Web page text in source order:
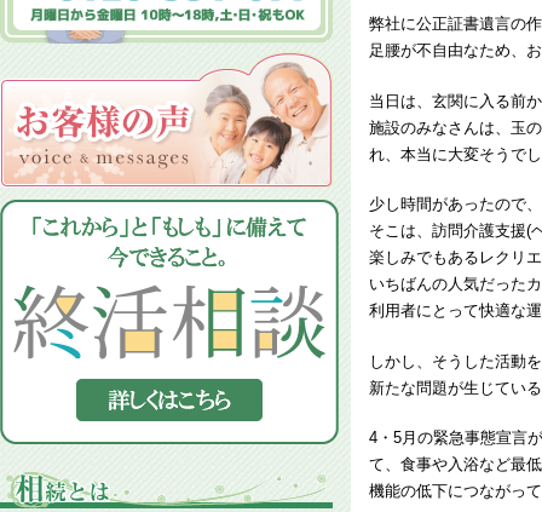
弊社に公正証書遺言の
足腰が不自由なため、
当日は、玄関に入る前
施設のみなさんは、玉
れ、本当に大変そうで
少し時間があったので
そこは、訪問介護支援(
楽しみでもあるレクリ
いちばんの人気だった
利用者にとって快適な
しかし、そうした活動
新たな問題が生じてい
4・5月の緊急事態宣言
て、食事や入浴など最
機能の低下につながっ